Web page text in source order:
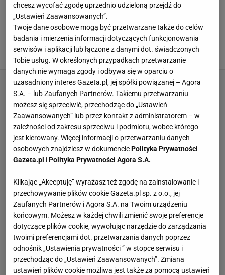
Aleksy Kiełbasa,26 STYCZNIA 2024, 13:28
Helikopter lądował na boisku. "Ciężki uraz
głowy". Stanowski pokazał nagranie [WIDEO]
Hubert Rybkowski, 4 LISTOPADA 2023, 18:04
chcesz wycofać zgodę uprzednio udzieloną przejdź do
„Ustawień Zaawansowanych”.
Twoje dane osobowe mogą być przetwarzane także do celów
badania i mierzenia informacji dotyczących funkcjonowania
serwisów i aplikacji lub łączone z danymi dot. świadczonych
Tobie usług. W określonych przypadkach przetwarzanie
danych nie wymaga zgody i odbywa się w oparciu o
uzasadniony interes Gazeta.pl, jej spółki powiązanej – Agora
S.A. – lub Zaufanych Partnerów. Takiemu przetwarzaniu
możesz się sprzeciwić, przechodząc do „Ustawień
Zaawansowanych” lub przez kontakt z administratorem – w
zależności od zakresu sprzeciwu i podmiotu, wobec którego
jest kierowany. Więcej informacji o przetwarzaniu danych
osobowych znajdziesz w dokumenciePolityka Prywatności
Gazeta.pl iPolityka Prywatności Agora S.A.
Klikając „Akceptuję” wyrażasz też zgodę na zainstalowanie i
przechowywanie plików cookie Gazeta.pl sp. z o.o., jej
Zaufanych Partnerów i Agora S.A. na Twoim urządzeniu
końcowym. Możesz w każdej chwili zmienić swoje preferencje
dotyczące plików cookie, wywołując narzędzie do zarządzania
twoimi preferencjami dot. przetwarzania danych poprzez
odnośnik „Ustawienia prywatności ” w stopce serwisu i
przechodząc do „Ustawień Zaawansowanych”. Zmiana
ustawień plików cookie możliwa jest także za pomocą ustawień